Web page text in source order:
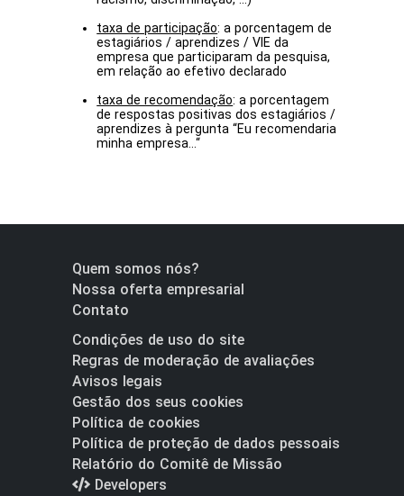
taxa de participação: a porcentagem de
estagiários / aprendizes / VIE da
empresa que participaram da pesquisa,
em relação ao efetivo declarado
taxa de recomendação: a porcentagem
de respostas positivas dos estagiários /
aprendizes à pergunta “Eu recomendaria
minha empresa...“
Quem somos nós?
Nossa oferta empresarial
Contato
Condições de uso do site
Regras de moderação de avaliações
Avisos legais
Gestão dos seus cookies
Política de cookies
Política de proteção de dados pessoais
Relatório do Comitê de Missão
Developers